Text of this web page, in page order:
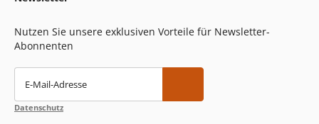
Nutzen Sie unsere exklusiven Vorteile für Newsletter-
Abonnenten
E-Mail-Adresse
Datenschutz